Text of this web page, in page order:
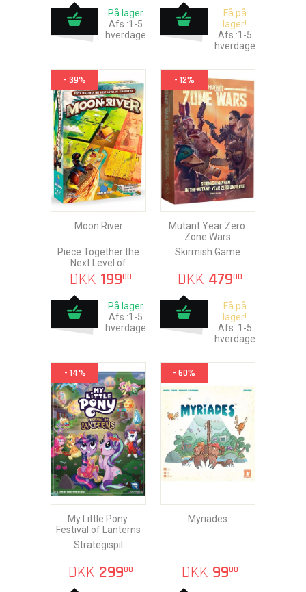
På lager
Afs.:1-5
hverdage
Få på
lager!
Afs.:1-5
hverdage
- 39%
Moon River
Piece Together the
Next Level of
Kingdomino
DKK 19900
På lager
Afs.:1-5
hverdage
- 12%
Mutant Year Zero:
Zone Wars
Skirmish Game
DKK 47900
Få på
lager!
Afs.:1-5
hverdage
- 14%
My Little Pony:
Festival of Lanterns
Strategispil
DKK 29900
- 60%
Myriades
DKK 9900